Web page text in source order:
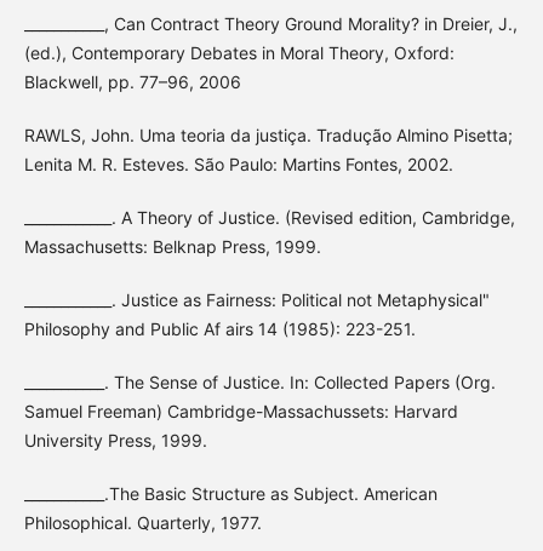
___________, Can Contract Theory Ground Morality? in Dreier, J.,
(ed.), Contemporary Debates in Moral Theory, Oxford:
Blackwell, pp. 77–96, 2006
RAWLS, John. Uma teoria da justiça. Tradução Almino Pisetta;
Lenita M. R. Esteves. São Paulo: Martins Fontes, 2002.
____________. A Theory of Justice. (Revised edition, Cambridge,
Massachusetts: Belknap Press, 1999.
____________. Justice as Fairness: Political not Metaphysical"
Philosophy and Public Af airs 14 (1985): 223-251.
___________. The Sense of Justice. In: Collected Papers (Org.
Samuel Freeman) Cambridge-Massachussets: Harvard
University Press, 1999.
___________.The Basic Structure as Subject. American
Philosophical. Quarterly, 1977.